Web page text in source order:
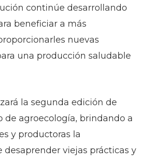
continúe desarrollando
beneficiar a más
nuevas
una producción saludable
la segunda edición de
de agroecología, brindando a
y productoras la
viejas prácticas y